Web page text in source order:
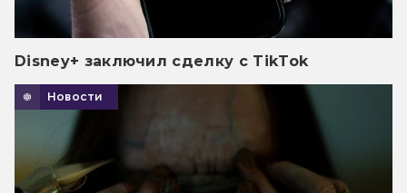
Disney+ заключил сделку с TikTok
Новости